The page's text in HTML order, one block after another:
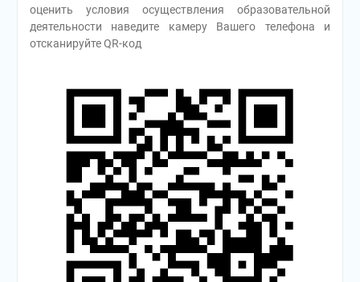
оценить условия осуществления образовательной
деятельности наведите камеру Вашего телефона и
отсканируйте QR-код